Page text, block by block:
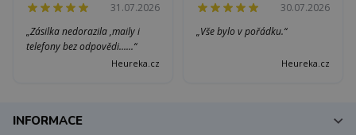
31.07.2026
„Zásilka nedorazila ,maily i
telefony bez odpovědi......“
Heureka.cz
30.07.2026
„Vše bylo v pořádku.“
Heureka.cz
INFORMACE